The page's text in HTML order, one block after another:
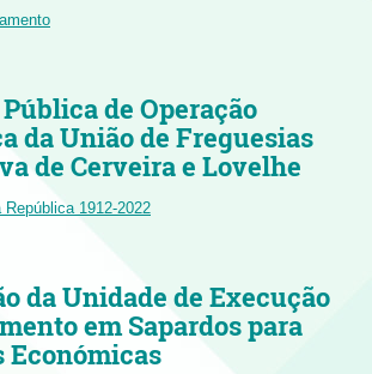
de Operação
da União de Freguesias
de Cerveira e Lovelhe
1912-2022
da Unidade de Execução
em Sapardos para